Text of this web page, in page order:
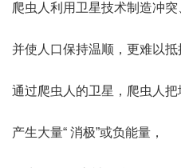
爬虫人利用卫星技术制造冲突
并使人口保持温顺，更难以抵
通过爬虫人的卫星，爬虫人把
产生大量“ 消极”或负能量，